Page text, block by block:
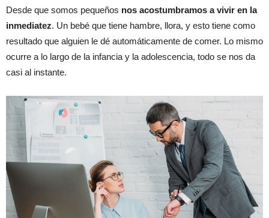
Desde que somos pequeños nos acostumbramos a vivir en la
inmediatez. Un bebé que tiene hambre, llora, y esto tiene como
resultado que alguien le dé automáticamente de comer. Lo mismo
ocurre a lo largo de la infancia y la adolescencia, todo se nos da
casi al instante.